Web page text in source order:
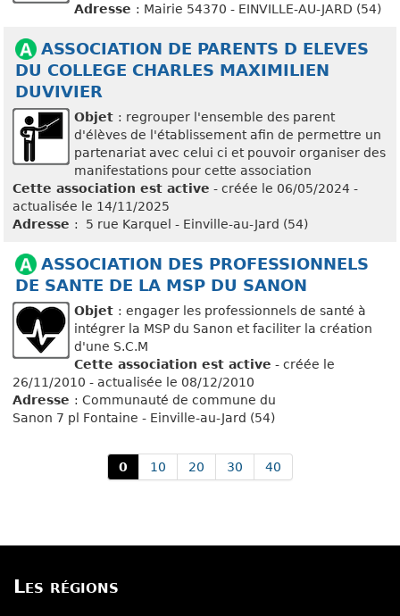
Adresse : Mairie 54370 - EINVILLE-AU-JARD (54)
ASSOCIATION DE PARENTS D ELEVES
DU COLLEGE CHARLES MAXIMILIEN
DUVIVIER
Objet : regrouper l'ensemble des parent
d'élèves de l'établissement afin de permettre un
partenariat avec celui ci et pouvoir organiser des
manifestations pour cette association
Cette association est active - créée le 06/05/2024 -
actualisée le 14/11/2025
Adresse : 5 rue Karquel - Einville-au-Jard (54)
ASSOCIATION DES PROFESSIONNELS
DE SANTE DE LA MSP DU SANON
Objet : engager les professionnels de santé à
intégrer la MSP du Sanon et faciliter la création
d'une S.C.M
Cette association est active - créée le
26/11/2010 - actualisée le 08/12/2010
Adresse : Communauté de commune du
Sanon 7 pl Fontaine - Einville-au-Jard (54)
0 10 20 30 40
Les régions